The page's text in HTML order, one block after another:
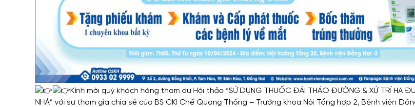
Kính mời quý khách hàng tham dự Hội thảo “SỬ DỤNG THUỐC ĐÁI THÁO ĐƯỜNG & XỬ TRÍ HẠ
NHÀ” với sự tham gia chia sẻ của BS CKI Chế Quang Thống – Trưởng khoa Nội Tổng hợp 2, Bệnh viện